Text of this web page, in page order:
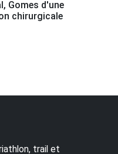
Gomes d'une
chirurgicale
trail et